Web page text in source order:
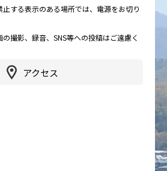
アクセス
する表示のある場所では、電源をお切り
撮影、録音、SNS等への投稿はご遠慮く